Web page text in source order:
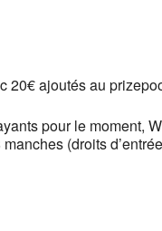
20€ ajoutés au
pour le moment,
(droits